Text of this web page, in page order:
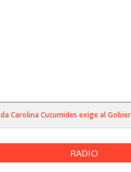
Cucumides exige al
RADIO